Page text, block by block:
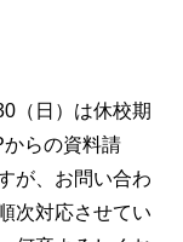
（日）は休校期
らの資料請
が、お問い合わ
次対応させてい